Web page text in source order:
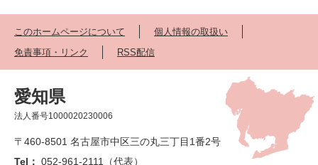
このホームページについて
個人情報の取扱い
免責事項・リンク
RSS配信
愛知県
法人番号1000020230006
〒460-8501 名古屋市中区三の丸三丁目1番2号
Tel： 052-961-2111（代表）